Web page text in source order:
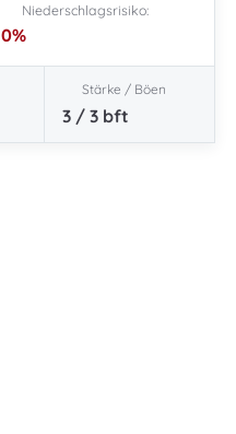
Niederschlagsrisiko:
0%
Stärke / Böen
3 / 3 bft